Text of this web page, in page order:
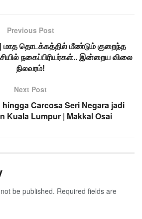
Previous Post
மாத தொடக்கத்தில் மீண்டும் குறைந்த
நகைப்பிரியர்கள்.. இன்றைய விலை
நிலவரம்!
Next Post
hingga Carcosa Seri Negara jadi
Kuala Lumpur | Makkal Osai
be published. Required fields are